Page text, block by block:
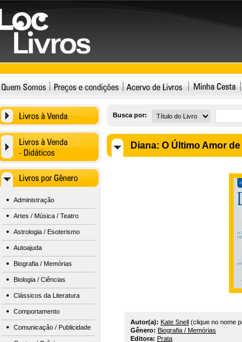
Administração
Artes / Música / Teatro
Astrologia / Esoterismo
Autoajuda
Biografia / Memórias
Biologia / Ciências
Clássicos da Literatura
Comportamento
Comunicação / Publicidade
Busca por:
Diana: O Último Amor
Autor(a): Kate Snell (clique no nome
Gênero: Biografia / Memórias
Editora: Prata